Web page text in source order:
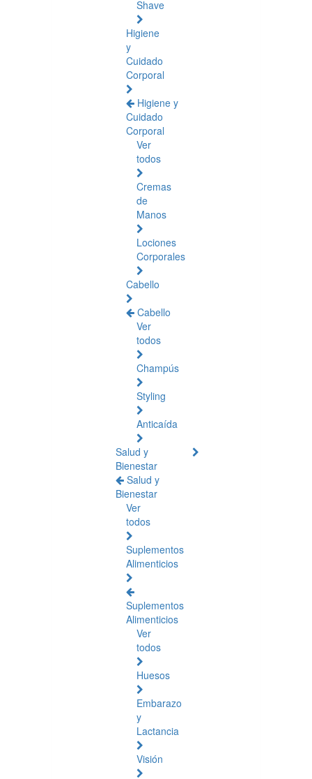
Shave
Higiene
y
Cuidado
Corporal
Higiene y
Cuidado
Corporal
Ver
todos
Cremas
de
Manos
Lociones
Corporales
Cabello
Cabello
Ver
todos
Champús
Styling
Anticaída
Salud y
Bienestar
Salud y
Bienestar
Ver
todos
Suplementos
Alimenticios
Suplementos
Alimenticios
Ver
todos
Huesos
Embarazo
y
Lactancia
Visión